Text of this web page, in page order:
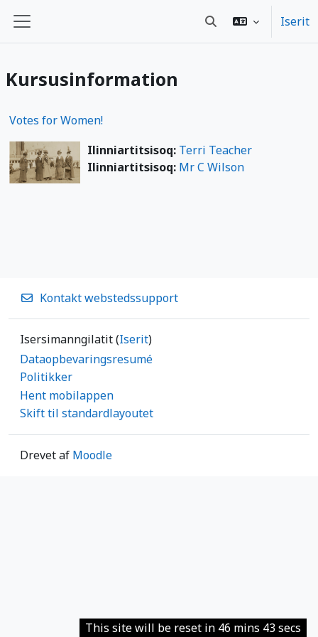
Sidepanel Skift søgeindputIserit
Kursusinformation
Votes for Women!
Ilinniartitsisoq: Terri Teacher
Ilinniartitsisoq: Mr C Wilson
Kontakt webstedssupport
Isersimanngilatit (Iserit)
Dataopbevaringsresumé
Politikker
Hent mobilappen
Skift til standardlayoutet
Drevet af Moodle
This site will be reset in 46 mins 43 secs